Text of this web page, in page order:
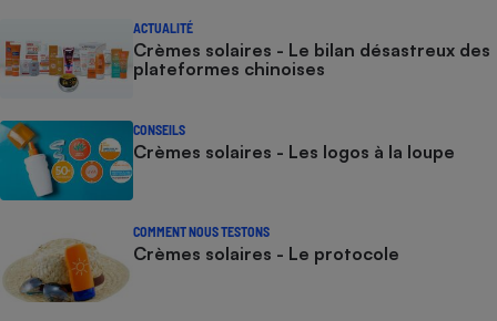
ACTUALITÉ
Crèmes solaires - Le bilan désastreux des
plateformes chinoises
CONSEILS
Crèmes solaires - Les logos à la loupe
COMMENT NOUS TESTONS
Crèmes solaires - Le protocole